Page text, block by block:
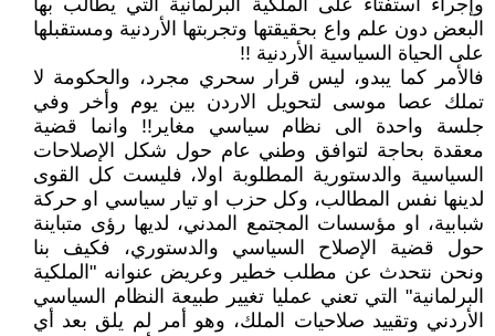
وإجراء استفتاء على الملكية البرلمانية التي يطالب بها
البعض دون علم واع بحقيقتها وتجربتها الأردنية ومستقبلها
على الحياة السياسية الأردنية !!
فالأمر كما يبدو، ليس قرار سحري مجرد، والحكومة لا
تملك عصا موسى لتحويل الاردن بين يوم وأخر وفي
جلسة واحدة الى نظام سياسي مغاير!! وانما قضية
معقدة بحاجة لتوافق وطني عام حول شكل الإصلاحات
السياسية والدستورية المطلوبة اولا، فليست كل القوى
لدينها نفس المطالب، وكل حزب او تيار سياسي او حركة
شبابية، او مؤسسات المجتمع المدني، لديها رؤى متباينة
حول قضية الإصلاح السياسي والدستوري، فكيف بنا
ونحن نتحدث عن مطلب خطير وعريض عنوانه "الملكية
البرلمانية" التي تعني عمليا تغيير طبيعة النظام السياسي
الأردني وتقييد صلاحيات الملك، وهو أمر لم يلق بعد أي